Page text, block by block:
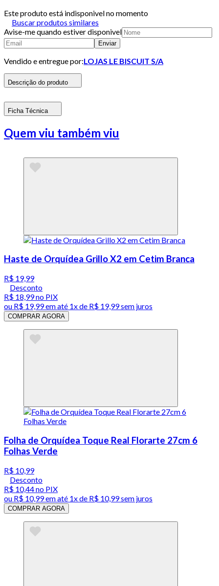
Este produto está indisponivel no momento
Buscar produtos similares
Avise-me quando estiver disponivel
Enviar
Vendido e entregue por:LOJAS LE BISCUIT S/A
Descrição do produto
Ficha Técnica
Quem viu também viu
Haste de Orquídea Grillo X2 em Cetim Branca
R$ 19,99
Desconto
R$ 18,99no PIX
ou R$ 19,99em até 1x de R$ 19,99sem juros
COMPRAR AGORA
Folha de Orquídea Toque Real Florarte 27cm 6
Folhas Verde
R$ 10,99
Desconto
R$ 10,44no PIX
ou R$ 10,99em até 1x de R$ 10,99sem juros
COMPRAR AGORA